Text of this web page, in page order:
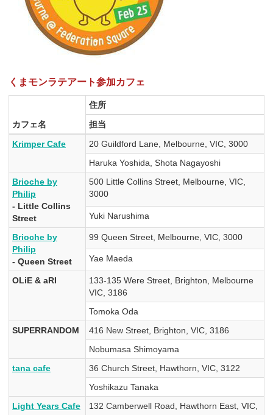
くまモンラテアート参加カフェ
カフェ名
住所
担当
Krimper Cafe
20 Guildford Lane, Melbourne, VIC, 3000
Haruka Yoshida, Shota Nagayoshi
Brioche by
Philip
- Little Collins
Street
500 Little Collins Street, Melbourne, VIC,
3000
Yuki Narushima
Brioche by
Philip
- Queen Street
99 Queen Street, Melbourne, VIC, 3000
Yae Maeda
OLiE & aRI
133-135 Were Street, Brighton, Melbourne
VIC, 3186
Tomoka Oda
SUPERRANDOM
416 New Street, Brighton, VIC, 3186
Nobumasa Shimoyama
tana cafe
36 Church Street, Hawthorn, VIC, 3122
Yoshikazu Tanaka
Light Years Cafe
132 Camberwell Road, Hawthorn East, VIC,